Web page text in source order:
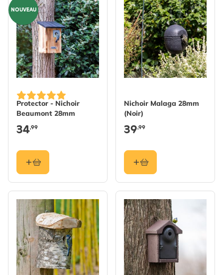
NOUVEAU
Protector - Nichoir
Beaumont 28mm
34,99
Nichoir Malaga 28mm
(Noir)
39,99